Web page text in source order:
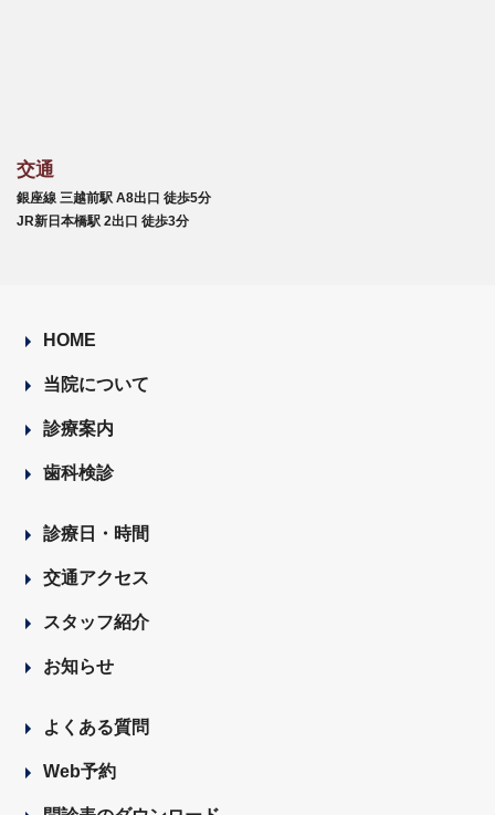
交通
銀座線 三越前駅 A8出口 徒歩5分
JR新日本橋駅 2出口 徒歩3分
HOME
当院について
診療案内
歯科検診
診療日・時間
交通アクセス
スタッフ紹介
お知らせ
よくある質問
Web予約